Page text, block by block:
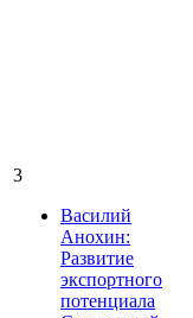
3
Василий
Анохин:
Развитие
экспортного
потенциала